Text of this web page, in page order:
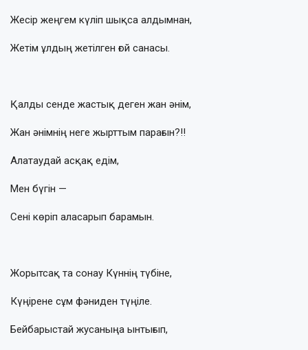
Жесір жеңгем күліп шықса алдымнан,
Жетім ұлдың жетілген ғой санасы.
Қалды сенде жастық деген жан әнім,
Жан әнімнің неге жырттым парағын?!!
Алатаудай асқақ едім,
Мен бүгін —
Сені көріп аласарып барамын.
Жорытсақ та сонау Күннің түбіне,
Күңірене сұм фәниден түңіле.
Бейбарыстай жусаныңа ынтығып,